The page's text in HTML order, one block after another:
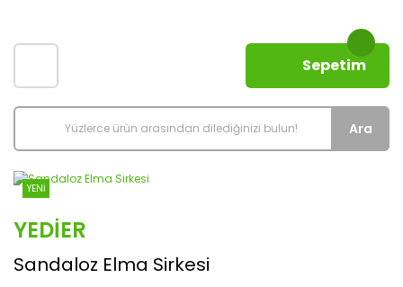
Ara
Sepetim
YENİ
YEDIER
Sandaloz Elma Sirkesi